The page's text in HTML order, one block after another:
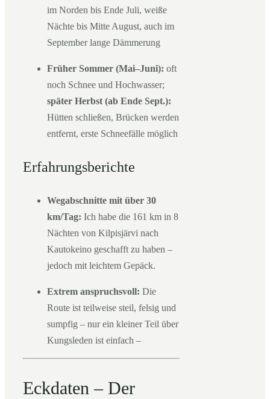
im Norden bis Ende Juli, weiße
Nächte bis Mitte August, auch im
September lange Dämmerung
Früher Sommer (Mai–Juni): oft
noch Schnee und Hochwasser;
später Herbst (ab Ende Sept.):
Hütten schließen, Brücken werden
entfernt, erste Schneefälle möglich
Erfahrungsberichte
Wegabschnitte mit über 30
km/Tag: Ich habe die 161 km in 8
Nächten von Kilpisjärvi nach
Kautokeino geschafft zu haben –
jedoch mit leichtem Gepäck.
Extrem anspruchsvoll: Die
Route ist teilweise steil, felsig und
sumpfig – nur ein kleiner Teil über
Kungsleden ist einfach –
Eckdaten – Der